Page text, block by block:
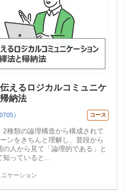
えるロジカルコミュニケ
納法
） コース
種類の論理構造から構成されて
ンをきちんと理解し、普段から
人から見て「論理的である」と
知っていると
ニケーション